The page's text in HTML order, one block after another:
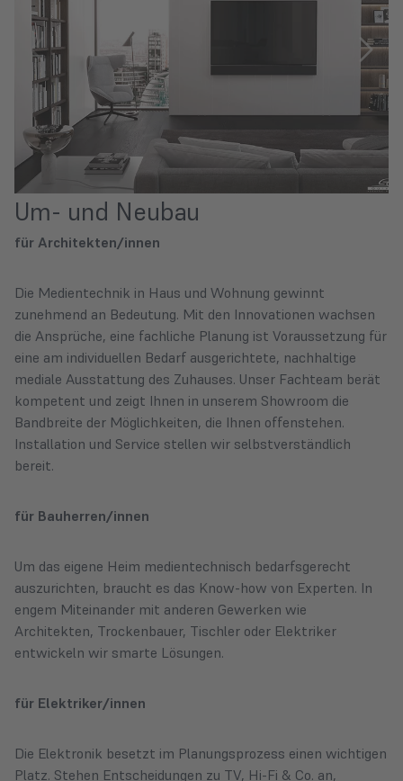
Um- und Neubau
für Architekten/innen
Die Medientechnik in Haus und Wohnung gewinnt
zunehmend an Bedeutung. Mit den Innovationen wachsen
die Ansprüche, eine fachliche Planung ist Voraussetzung für
eine am individuellen Bedarf ausgerichtete, nachhaltige
mediale Ausstattung des Zuhauses. Unser Fachteam berät
kompetent und zeigt Ihnen in unserem Showroom die
Bandbreite der Möglichkeiten, die Ihnen offenstehen.
Installation und Service stellen wir selbstverständlich
bereit.
für Bauherren/innen
Um das eigene Heim medientechnisch bedarfsgerecht
auszurichten, braucht es das Know-how von Experten. In
engem Miteinander mit anderen Gewerken wie
Architekten, Trockenbauer, Tischler oder Elektriker
entwickeln wir smarte Lösungen.
für Elektriker/innen
Die Elektronik besetzt im Planungsprozess einen wichtigen
Platz. Stehen Entscheidungen zu TV, Hi-Fi & Co. an,